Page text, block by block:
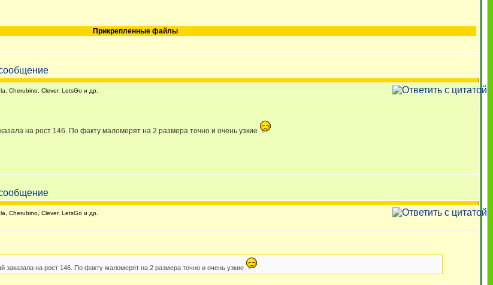
Прикрепленные файлы
Cherubino, Clever, LetsGo и др.
на рост 146. По факту маломерят на 2 размера точно и очень узкие
Cherubino, Clever, LetsGo и др.
заказала на рост 146. По факту маломерят на 2 размера точно и очень узкие